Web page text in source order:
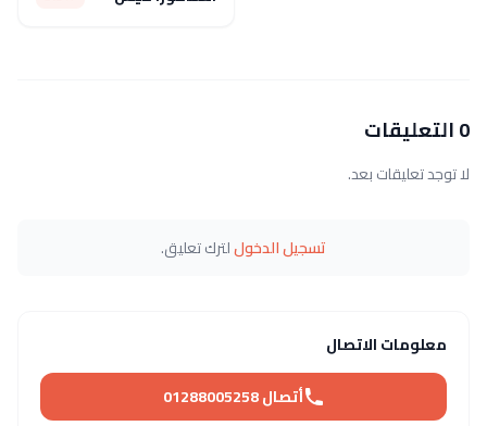
0 التعليقات
لا توجد تعليقات بعد.
تسجيل الدخوللترك تعليق.
معلومات الاتصال
أتصال 01288005258